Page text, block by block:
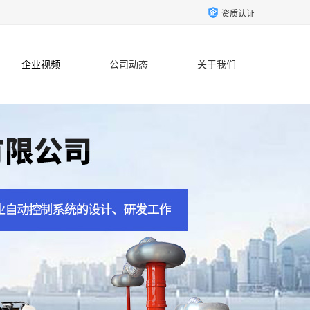
资质认证
企业视频 公司动态 关于我们